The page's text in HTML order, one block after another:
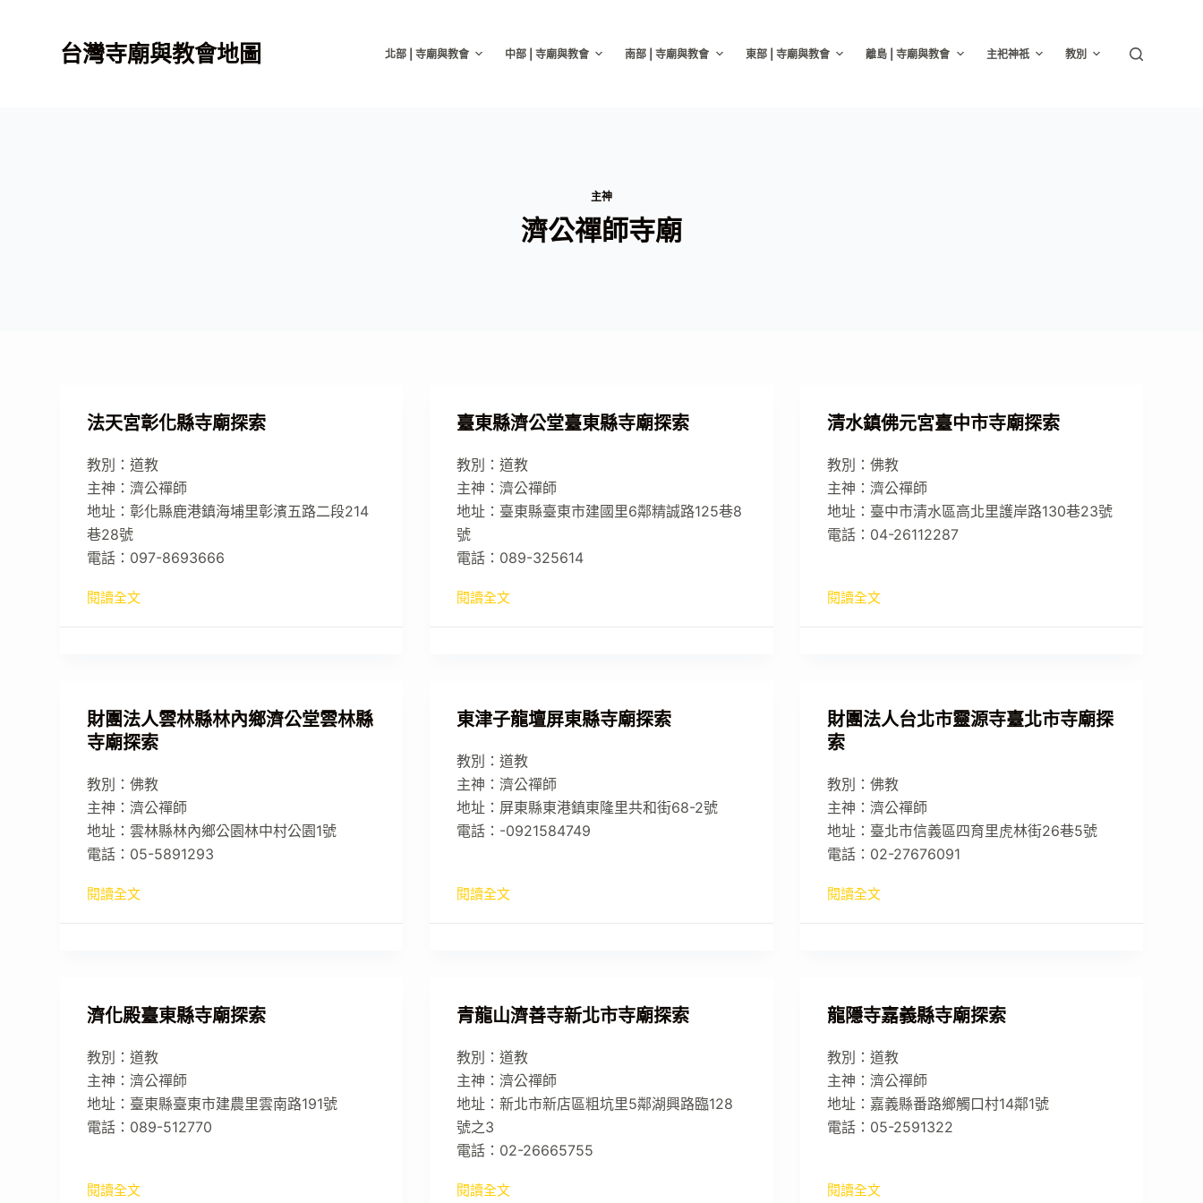
台灣寺廟與教會地圖 北部 | 寺廟與教會 中部 | 寺廟與教會 南部 | 寺廟與教會 東部 | 寺廟與教會 離島 | 寺廟與教會 主祀神祇 教別
主神
濟公禪師寺廟
法天宮彰化縣寺廟探索
教別：道教
主神：濟公禪師
地址：彰化縣鹿港鎮海埔里彰濱五路二段214
巷28號
電話：097-8693666
閱讀全文
臺東縣濟公堂臺東縣寺廟探索
教別：道教
主神：濟公禪師
地址：臺東縣臺東市建國里6鄰精誠路125巷8
號
電話：089-325614
閱讀全文
清水鎮佛元宮臺中市寺廟探索
教別：佛教
主神：濟公禪師
地址：臺中市清水區高北里護岸路130巷23號
電話：04-26112287
閱讀全文
財團法人雲林縣林內鄉濟公堂雲林縣
寺廟探索
教別：佛教
主神：濟公禪師
地址：雲林縣林內鄉公園林中村公園1號
電話：05-5891293
閱讀全文
東津子龍壇屏東縣寺廟探索
教別：道教
主神：濟公禪師
地址：屏東縣東港鎮東隆里共和街68-2號
電話：-0921584749
閱讀全文
財團法人台北市靈源寺臺北市寺廟探
索
教別：佛教
主神：濟公禪師
地址：臺北市信義區四育里虎林街26巷5號
電話：02-27676091
閱讀全文
濟化殿臺東縣寺廟探索
教別：道教
主神：濟公禪師
地址：臺東縣臺東市建農里雲南路191號
電話：089-512770
閱讀全文
青龍山濟善寺新北市寺廟探索
教別：道教
主神：濟公禪師
地址：新北市新店區粗坑里5鄰湖興路臨128
號之3
電話：02-26665755
閱讀全文
龍隱寺嘉義縣寺廟探索
教別：道教
主神：濟公禪師
地址：嘉義縣番路鄉觸口村14鄰1號
電話：05-2591322
閱讀全文